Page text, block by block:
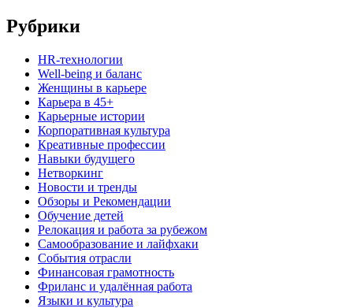
Рубрики
HR‑технологии
Well-being и баланс
Женщины в карьере
Карьера в 45+
Карьерные истории
Корпоративная культура
Креативные профессии
Навыки будущего
Нетворкинг
Новости и тренды
Обзоры и Рекомендации
Обучение детей
Релокация и работа за рубежом
Самообразование и лайфхаки
События отрасли
Финансовая грамотность
Фриланс и удалённая работа
Языки и культура